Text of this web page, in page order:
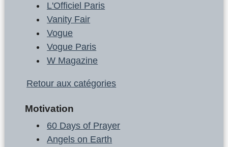
L'Officiel Paris
Vanity Fair
Vogue
Vogue Paris
W Magazine
Retour aux catégories
Motivation
60 Days of Prayer
Angels on Earth